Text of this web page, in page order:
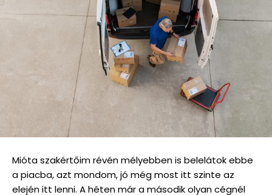
Mióta szakértőim révén mélyebben is belelátok ebbe
a piacba, azt mondom, jó még most itt szinte az
elején itt lenni. A héten már a második olyan cégnél